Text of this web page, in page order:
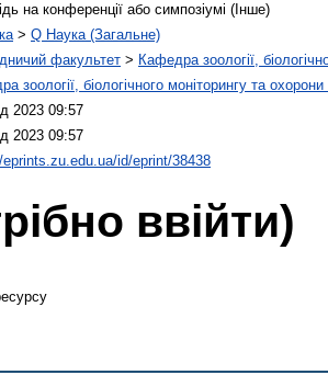
на конференції або симпозіумі (Інше)
> Q Наука (Загальне)
факультет > Кафедра зоології,
зоології, біологічного моніторингу та
2023 09:57
2023 09:57
id/eprint/38438
ввійти)